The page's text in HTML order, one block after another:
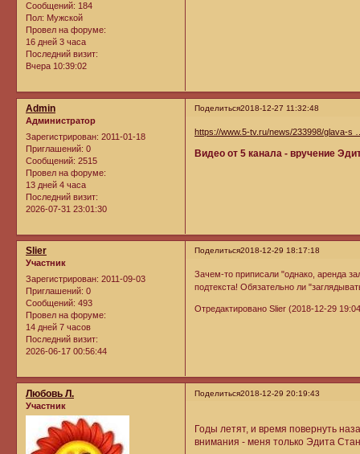
Сообщений: 184
Пол: Мужской
Провел на форуме:
16 дней 3 часа
Последний визит:
Вчера 10:39:02
Поделиться2018-12-27 11:32:48
Admin
Администратор
Зарегистрирован: 2011-01-18
Приглашений: 0
Сообщений: 2515
Провел на форуме:
13 дней 4 часа
Последний визит:
2026-07-31 23:01:30
https://www.5-tv.ru/news/233998/glava-s
Видео от 5 канала - вручение
Поделиться2018-12-29 18:17:18
Slier
Участник
Зарегистрирован: 2011-09-03
Приглашений: 0
Сообщений: 493
Провел на форуме:
14 дней 7 часов
Последний визит:
2026-06-17 00:56:44
Зачем-то приписали "однако, аренда
подтекста! Обязательно ли
Отредактировано Slier (2018-12-29
Поделиться2018-12-29 20:19:43
Любовь Л.
Участник
Годы летят, и время повернуть
внимания - меня только Эдита